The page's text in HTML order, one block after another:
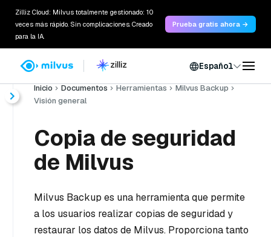
Zilliz Cloud: Milvus totalmente gestionado: 10
veces más rápido. Sin complicaciones. Creado
para la IA.
Prueba gratis ahora →
Español
Inicio Documentos Herramientas
Milvus Backup
Visión general
Copia de seguridad
de Milvus
Milvus Backup es una herramienta que permite
a los usuarios realizar copias de seguridad y
restaurar los datos de Milvus. Proporciona tanto